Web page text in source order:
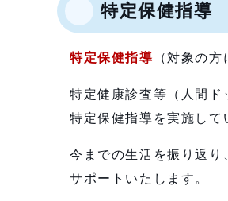
特定保健指導
特定保健指導 （対象の
特定健康診査等（人間
特定保健指導を実施して
今までの生活を振り返り
サポートいたします。